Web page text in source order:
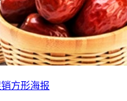
方形海报